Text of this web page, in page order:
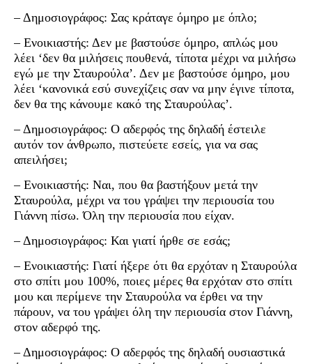
– Δημοσιογράφος: Σας κράταγε όμηρο με όπλο;
– Ενοικιαστής: Δεν με βαστούσε όμηρο, απλώς μου
λέει ‘δεν θα μιλήσεις πουθενά, τίποτα μέχρι να μιλήσω
εγώ με την Σταυρούλα’. Δεν με βαστούσε όμηρο, μου
λέει ‘κανονικά εσύ συνεχίζεις σαν να μην έγινε τίποτα,
δεν θα της κάνουμε κακό της Σταυρούλας’.
– Δημοσιογράφος: Ο αδερφός της δηλαδή έστειλε
αυτόν τον άνθρωπο, πιστεύετε εσείς, για να σας
απειλήσει;
– Ενοικιαστής: Ναι, που θα βαστήξουν μετά την
Σταυρούλα, μέχρι να του γράψει την περιουσία του
Γιάννη πίσω. Όλη την περιουσία που είχαν.
– Δημοσιογράφος: Και γιατί ήρθε σε εσάς;
– Ενοικιαστής: Γιατί ήξερε ότι θα ερχόταν η Σταυρούλα
στο σπίτι μου 100%, ποιες μέρες θα ερχόταν στο σπίτι
μου και περίμενε την Σταυρούλα να έρθει να την
πάρουν, να του γράψει όλη την περιουσία στον Γιάννη,
στον αδερφό της.
– Δημοσιογράφος: Ο αδερφός της δηλαδή ουσιαστικά